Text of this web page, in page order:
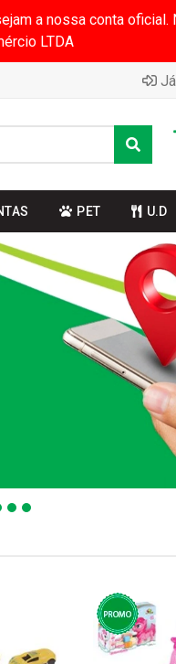
a nossa conta
LTDA
PET U.D